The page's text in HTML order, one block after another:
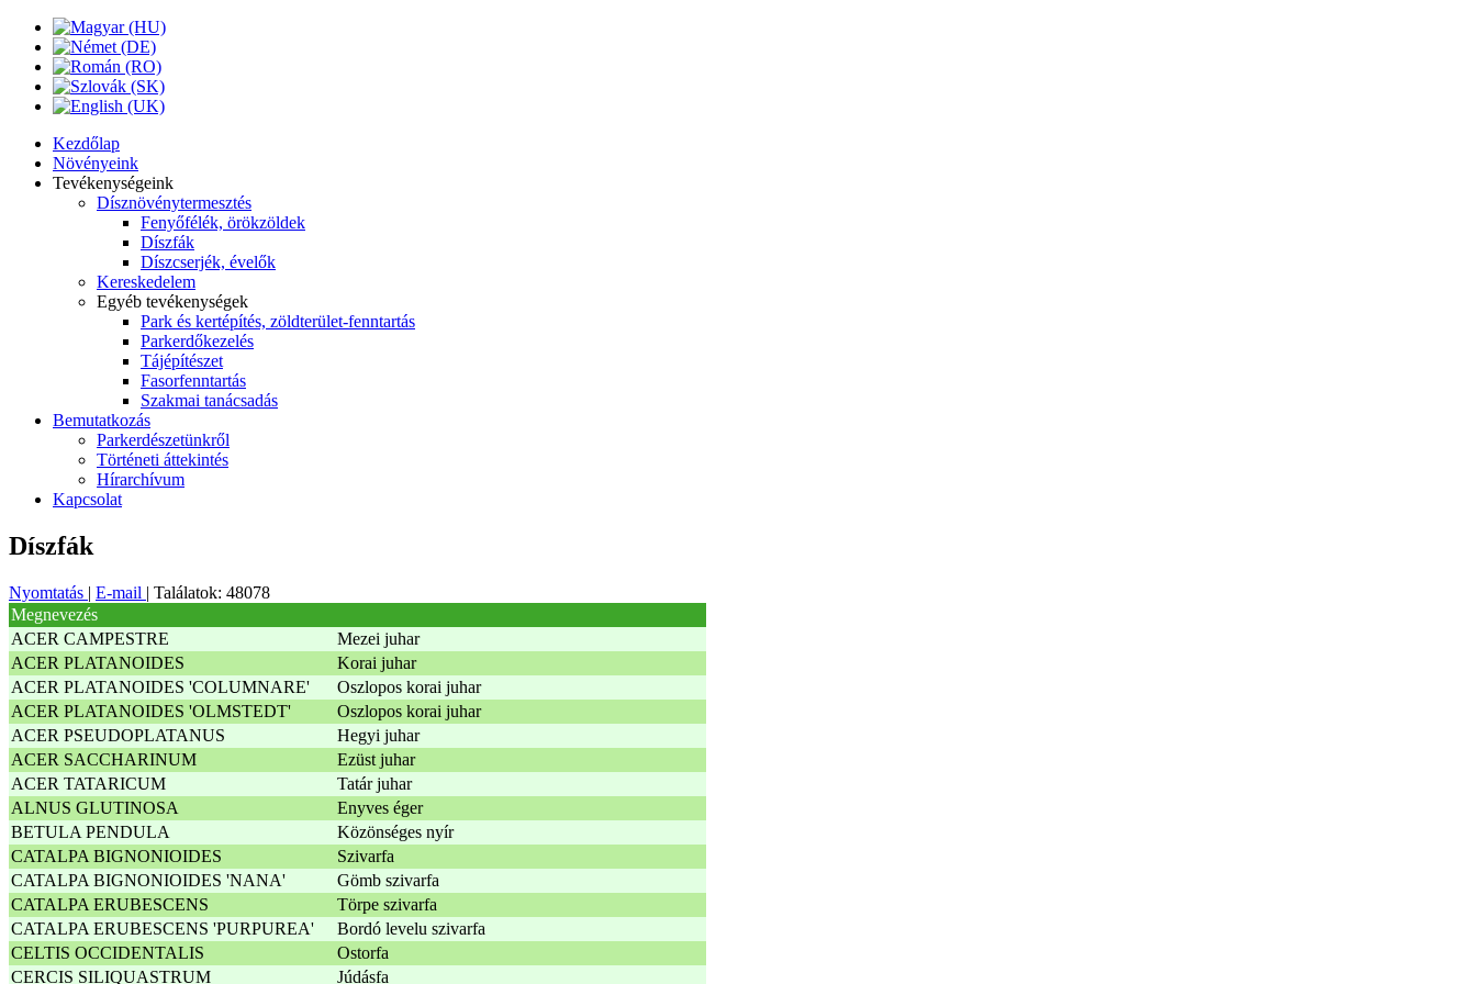
Kezdőlap
Növényeink
Tevékenységeink
Dísznövénytermesztés
Fenyőfélék, örökzöldek
Díszfák
Díszcserjék, évelők
Kereskedelem
Egyéb tevékenységek
Park és kertépítés, zöldterület-fenntartás
Parkerdőkezelés
Tájépítészet
Fasorfenntartás
Szakmai tanácsadás
Bemutatkozás
Parkerdészetünkről
Történeti áttekintés
Hírarchívum
Kapcsolat
Díszfák
Nyomtatás | E-mail | Találatok: 48078
Megnevezés
ACER CAMPESTRE
Mezei juhar
ACER PLATANOIDES
Korai juhar
ACER PLATANOIDES 'COLUMNARE'
Oszlopos korai juhar
ACER PLATANOIDES 'OLMSTEDT'
Oszlopos korai juhar
ACER PSEUDOPLATANUS
Hegyi juhar
ACER SACCHARINUM
Ezüst juhar
ACER TATARICUM
Tatár juhar
ALNUS GLUTINOSA
Enyves éger
BETULA PENDULA
Közönséges nyír
CATALPA BIGNONIOIDES
Szivarfa
CATALPA BIGNONIOIDES 'NANA'
Gömb szivarfa
CATALPA ERUBESCENS
Törpe szivarfa
CATALPA ERUBESCENS 'PURPUREA'
Bordó levelu szivarfa
CELTIS OCCIDENTALIS
Ostorfa
CERCIS SILIQUASTRUM
Júdásfa